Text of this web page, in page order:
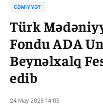
CƏMIYYƏT
Türk
Fondu ADA
Beynəlxalq
edib
24 May 2025 14:05